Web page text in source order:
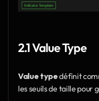
2.1 Value Type
Value type définit
les seuils de taille pour